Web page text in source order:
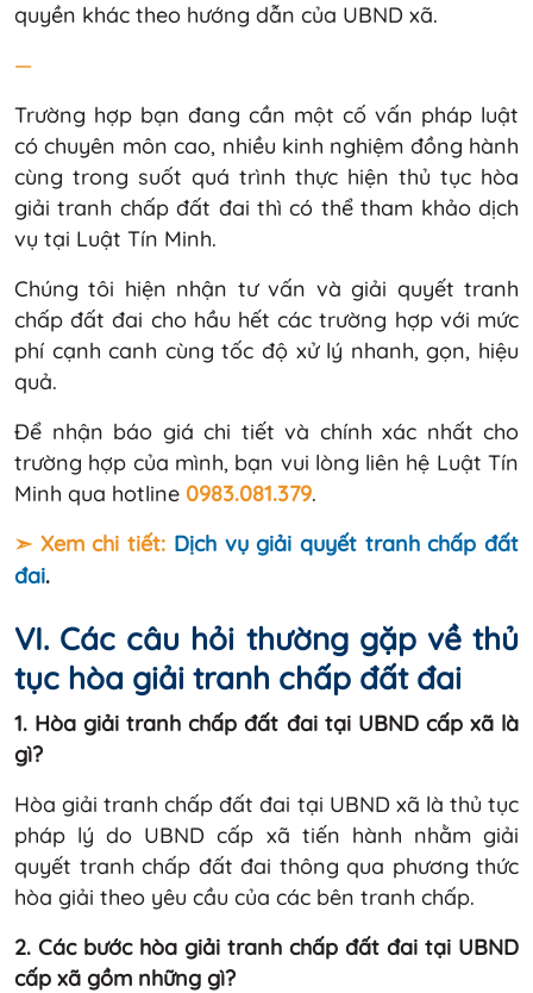
quyền khác theo hướng dẫn của UBND xã.
—
Trường hợp bạn đang cần một cố vấn pháp luật
có chuyên môn cao, nhiều kinh nghiệm đồng hành
cùng trong suốt quá trình thực hiện thủ tục hòa
giải tranh chấp đất đai thì có thể tham khảo dịch
vụ tại Luật Tín Minh.
Chúng tôi hiện nhận tư vấn và giải quyết tranh
chấp đất đai cho hầu hết các trường hợp với mức
phí cạnh canh cùng tốc độ xử lý nhanh, gọn, hiệu
quả.
Để nhận báo giá chi tiết và chính xác nhất cho
trường hợp của mình, bạn vui lòng liên hệ Luật Tín
Minh qua hotline 0983.081.379.
➣ Xem chi tiết: Dịch vụ giải quyết tranh chấp đất
đai.
VI. Các câu hỏi thường gặp về thủ
tục hòa giải tranh chấp đất đai
1. Hòa giải tranh chấp đất đai tại UBND cấp xã là
gì?
Hòa giải tranh chấp đất đai tại UBND xã là thủ tục
pháp lý do UBND cấp xã tiến hành nhằm giải
quyết tranh chấp đất đai thông qua phương thức
hòa giải theo yêu cầu của các bên tranh chấp.
2. Các bước hòa giải tranh chấp đất đai tại UBND
cấp xã gồm những gì?